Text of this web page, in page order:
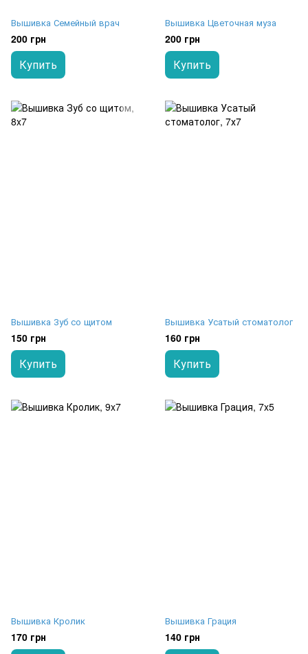
Вышивка Семейный врач
200 грн
Купить
Вышивка Цветочная муза
200 грн
Купить
Вышивка Зуб со щитом
150 грн
Купить
Вышивка Усатый стоматолог
160 грн
Купить
Вышивка Кролик
170 грн
Вышивка Грация
140 грн